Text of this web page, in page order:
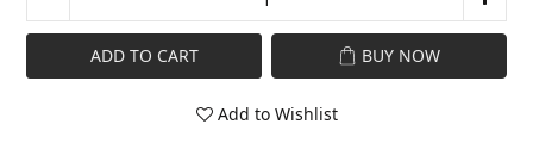
ADD TO CART BUY NOW
Add to Wishlist